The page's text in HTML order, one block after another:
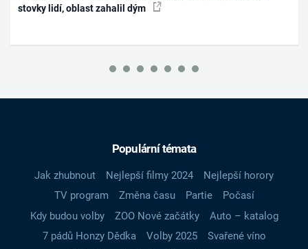
stovky lidí, oblast zahalil dým
Populární témata
Jak zhubnout Nejlepší filmy 2024
Nejlepší horory
TV program
Změna času Partie
Počasí
Kdy budou volby
ZOO Nové začátky
Auto – katalog
7 pádů Honzy Dědka
Volby 2025
Svařené víno